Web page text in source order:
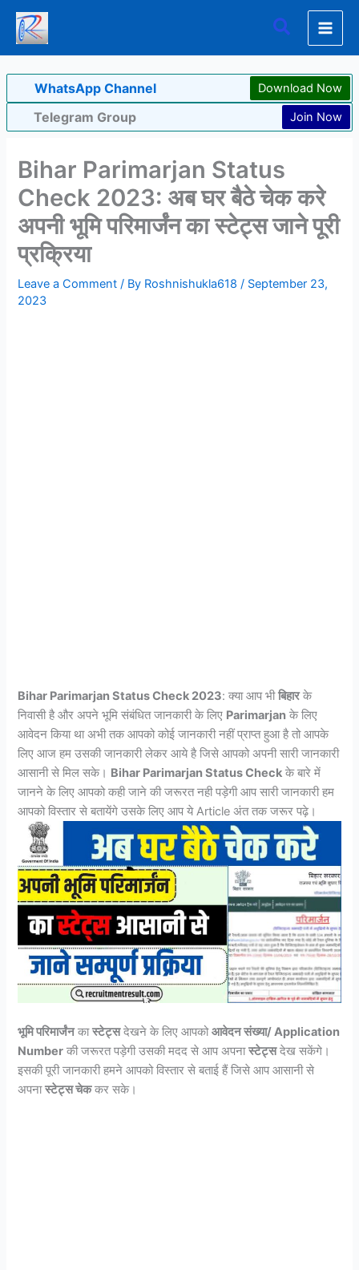
Skip
content
Search
WhatsApp Channel Download Now
Telegram Group Join Now
Bihar Parimarjan Status
Check 2023: अब घर बैठे चेक करे
अपनी भूमि परिमार्जंन का स्टेट्स जाने पूरी
प्रक्रिया
Leave a Comment / By Roshnishukla618/ September 23,
2023
Bihar Parimarjan Status Check 2023: क्या आप भीबिहारके
निवासी है और अपने भूमि संबंधित जानकारी के लिए Parimarjan के लिए
आवेदन किया था अभी तक आपको कोई जानकारी नहीं प्राप्त हुआ है तो आपके
लिए आज हम उसकी जानकारी लेकर आये है जिसे आपको अपनी सारी जानकारी
आसानी से मिल सके। Bihar Parimarjan Status Check के बारे में
जानने के लिए आपको कही जाने की जरूरत नही पड़ेगी आप सारी जानकारी हम
आपको विस्तार से बतायेंगे उसके लिए आप ये Article अंत तक जरूर पढ़े।
भूमि परिमार्जंनकास्टेट्सदेखने के लिए आपकोआवेदन संख्या/ Application
Number की जरूरत पड़ेगी उसकी मदद से आप अपनास्टेट्सदेख सकेंगे।
इसकी पूरी जानकारी हमने आपको विस्तार से बताई हैं जिसे आप आसानी से
अपनास्टेट्स चेककर सके।